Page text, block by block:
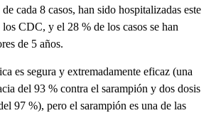
cada 8 casos, han sido hospitalizadas este
los CDC, y el 28 % de los casos se han
de 5 años.
es segura y extremadamente eficaz (una
del 93 % contra el sarampión y dos dosis
97 %), pero el sarampión es una de las